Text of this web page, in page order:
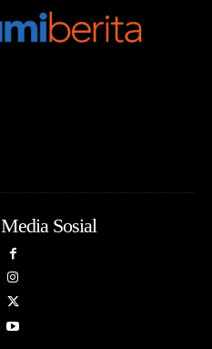
Media Sosial